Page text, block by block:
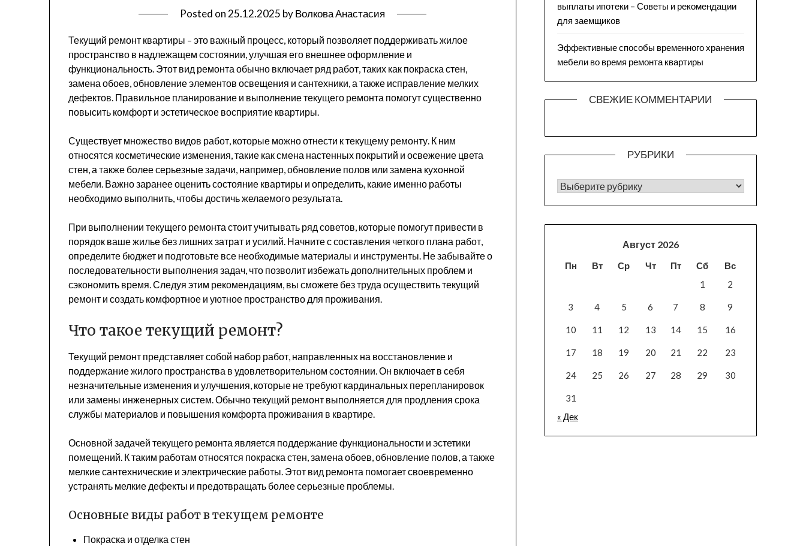
Posted on 25.12.2025 byВолкова Анастасия
Текущий ремонт квартиры – это важный процесс, который позволяет поддерживать жилое
пространство в надлежащем состоянии, улучшая его внешнее оформление и
функциональность. Этот вид ремонта обычно включает ряд работ, таких как покраска стен,
замена обоев, обновление элементов освещения и сантехники, а также исправление мелких
дефектов. Правильное планирование и выполнение текущего ремонта помогут существенно
повысить комфорт и эстетическое восприятие квартиры.
Существует множество видов работ, которые можно отнести к текущему ремонту. К ним
относятся косметические изменения, такие как смена настенных покрытий и освежение цвета
стен, а также более серьезные задачи, например, обновление полов или замена кухонной
мебели. Важно заранее оценить состояние квартиры и определить, какие именно работы
необходимо выполнить, чтобы достичь желаемого результата.
При выполнении текущего ремонта стоит учитывать ряд советов, которые помогут привести в
порядок ваше жилье без лишних затрат и усилий. Начните с составления четкого плана работ,
определите бюджет и подготовьте все необходимые материалы и инструменты. Не забывайте о
последовательности выполнения задач, что позволит избежать дополнительных проблем и
сэкономить время. Следуя этим рекомендациям, вы сможете без труда осуществить текущий
ремонт и создать комфортное и уютное пространство для проживания.
Что такое текущий ремонт?
Текущий ремонт представляет собой набор работ, направленных на восстановление и
поддержание жилого пространства в удовлетворительном состоянии. Он включает в себя
незначительные изменения и улучшения, которые не требуют кардинальных перепланировок
или замены инженерных систем. Обычно текущий ремонт выполняется для продления срока
службы материалов и повышения комфорта проживания в квартире.
Основной задачей текущего ремонта является поддержание функциональности и эстетики
помещений. К таким работам относятся покраска стен, замена обоев, обновление полов, а также
мелкие сантехнические и электрические работы. Этот вид ремонта помогает своевременно
устранять мелкие дефекты и предотвращать более серьезные проблемы.
Основные виды работ в текущем ремонте
Покраска и отделка стен
выплаты ипотеки – Советы и рекомендации
для заемщиков
Эффективные способы временного хранения
мебели во время ремонта квартиры
СВЕЖИЕ КОММЕНТАРИИ
РУБРИКИ
РУБРИКИ
Август 2026
Пн Вт Ср Чт Пт Сб
Вс
1
2
3 4 5 6 7 8 9
10 11 12 13 14 15 16
17 18 19 20 21 22 23
24 25 26 27 28 29 30
31
« Дек